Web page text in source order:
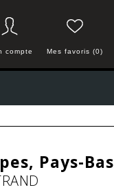
Mes favoris (0)
compte
Pays-Bas